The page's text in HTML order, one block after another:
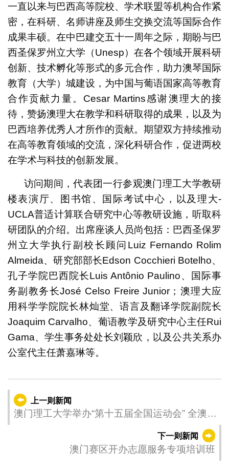
一直以来与巴西高等院校、学术联盟等机构合作紧
密，在科研、名师讲座及师生交换交流等国际合作
成果丰硕。在中巴建交五十一周年之际，期盼与巴
西圣保罗州立大学（Unesp）在各个领域开展科研
创新、技术孵化等形式的多元合作，助力澳琴国际
教育（大学）城建设，为中国与葡语国家高等教育
合作贡献力量。Cesar Martins感谢澳理大的接
待，赞扬澳理大在教学和科研取得的成果，以及为
巴西培养优秀人才所作的贡献。期望双方持续推动
在高等教育领域的交流，深化科研合作，促进两校
在学术与科技的创新发展。
访问期间，代表团一行参观澳门理工大学教研
楼表演厅、图书馆、国际考试中心，以及理大-
UCLA普适计算联合研究中心等教研设施，听取科
研团队的介绍。出席座谈人员尚包括：巴西圣保罗
州立大学执行副校长顾问Luiz Fernando Rolim
Almeida、研究部部长Edson Cocchieri Botelho、
孔子学院巴西院长Luis Antônio Paulino、国际事
务副教务长José Celso Freire Junior；澳理大应
用科学学院院长林灿堂、语言及翻译学院副院长
Joaquim Carvalho、葡语教学及研究中心主任Rui
Gama、学生事务处处长刘颖欣，以及公共关系办
公室代主任萧嘉琳等。
上一则新闻
澳门理工大学举办“第十五届全国运动会” 全澳英
下一则新闻
澳门赛区开办志愿服务专项培训班